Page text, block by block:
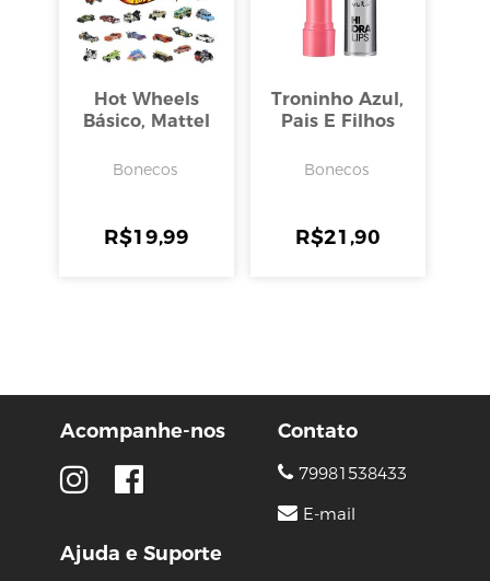
Hot Wheels
Básico, Mattel
Bonecos
R$19,99
Troninho Azul,
Pais E Filhos
Bonecos
R$21,90
Acompanhe-nos
Ajuda e Suporte
Contato
79981538433
E-mail